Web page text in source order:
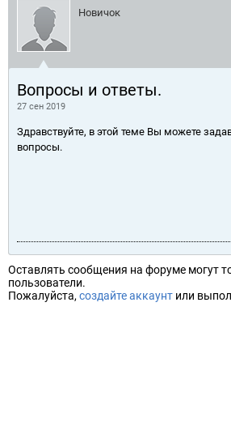
Новичок
Вопросы и ответы.
27 сен 2019
Здравствуйте, в этой теме Вы можете
вопросы.
Оставлять сообщения на форуме могут
пользователи.
Пожалуйста, создайте аккаунт или